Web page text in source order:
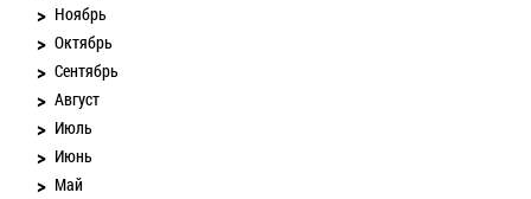
Ноябрь
Октябрь
Сентябрь
Август
Июль
Июнь
Май